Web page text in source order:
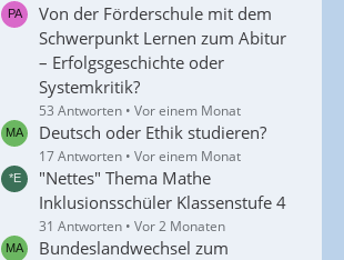
Von der Förderschule mit dem
Schwerpunkt Lernen zum Abitur
– Erfolgsgeschichte oder
Systemkritik?
53 Antworten Vor einem Monat
Deutsch oder Ethik studieren?
17 Antworten Vor einem Monat
"Nettes" Thema Mathe
Inklusionsschüler Klassenstufe 4
31 Antworten Vor 2 Monaten
Bundeslandwechsel zum